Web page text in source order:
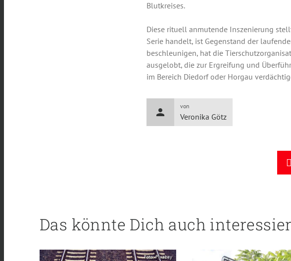
Blutkreises.
Diese rituell anmutende Inszenierung
Serie handelt, ist Gegenstand der
beschleunigen, hat die
ausgelobt, die zur Ergreifung und
im Bereich Diedorf oder Horgau
person
von
Veronika Götz
Das könnte Dich auch
Foto: Pixabay